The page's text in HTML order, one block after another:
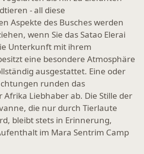
- all diese
Aspekte des Busches werden
wenn Sie das Satao Elerai
Unterkunft mit ihrem
eine besondere Atmosphäre
ausgestattet. Eine oder
runden das
Afrika Liebhaber ab. Die Stille der
die nur durch Tierlaute
bleibt stets in Erinnerung,
im Mara Sentrim Camp